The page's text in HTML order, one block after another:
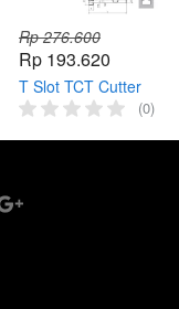
Rp 276.600
Rp 193.620
T Slot TCT Cutter
Slotting T-TYPE
(0)